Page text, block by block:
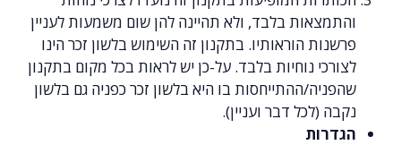
בלבד, ולא תהיינה להן שום משמעות לעניין
הוראותיו. בתקנון זה השימוש בלשון זכר הינו
נוחיות בלבד. על-כן יש לראות בכל מקום בתקנון
ההתייחסות בו היא בלשון זכר כפניה גם בלשון
דבר ועניין).